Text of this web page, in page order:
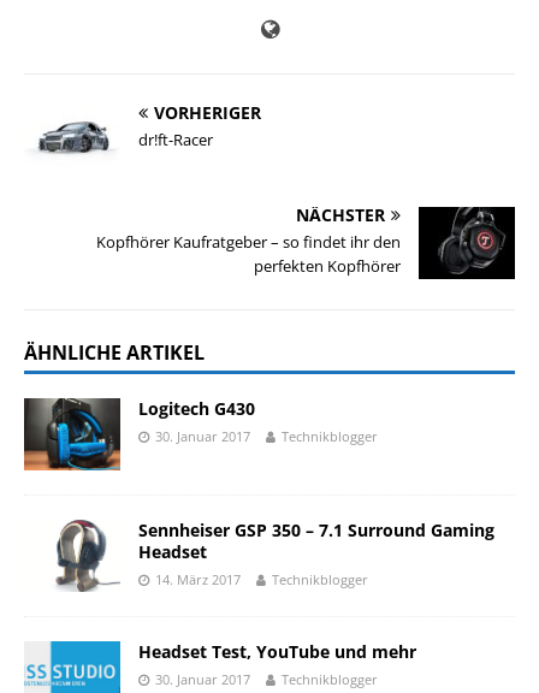
VORHERIGER
dr!ft-Racer
NÄCHSTER
Kopfhörer Kaufratgeber – so findet ihr den
perfekten Kopfhörer
ÄHNLICHE ARTIKEL
Logitech G430
30. Januar 2017 Technikblogger
Sennheiser GSP 350 – 7.1 Surround Gaming
Headset
14. März 2017 Technikblogger
Headset Test, YouTube und mehr
30. Januar 2017 Technikblogger